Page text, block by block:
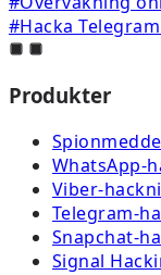
#Hacka Telegram
Produkter
WhatsApp-
Viber-
Telegram-
Snapchat-
Signal